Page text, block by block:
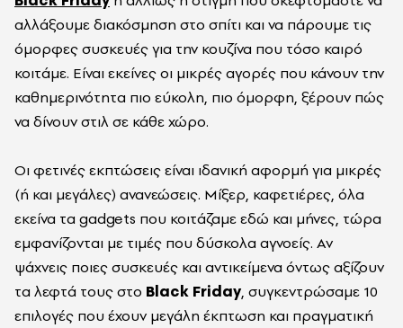
αλλάξουμε διακόσμηση στο σπίτι και να πάρουμε τις
όμορφες συσκευές για την κουζίνα που τόσο καιρό
κοιτάμε. Είναι εκείνες οι μικρές αγορές που κάνουν την
καθημερινότητα πιο εύκολη, πιο όμορφη, ξέρουν πώς
να δίνουν στιλ σε κάθε χώρο.
Οι φετινές εκπτώσεις είναι ιδανική αφορμή για μικρές
(ή και μεγάλες) ανανεώσεις. Μίξερ, καφετιέρες, όλα
εκείνα τα gadgets που κοιτάζαμε εδώ και μήνες, τώρα
εμφανίζονται με τιμές που δύσκολα αγνοείς. Αν
ψάχνεις ποιες συσκευές και αντικείμενα όντως αξίζουν
τα λεφτά τους στο Black Friday, συγκεντρώσαμε 10
επιλογές που έχουν μεγάλη έκπτωση και πραγματική